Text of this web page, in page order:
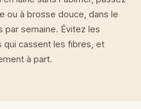
ou à brosse douce, dans le
par semaine. Évitez les
qui cassent les fibres, et
à part.